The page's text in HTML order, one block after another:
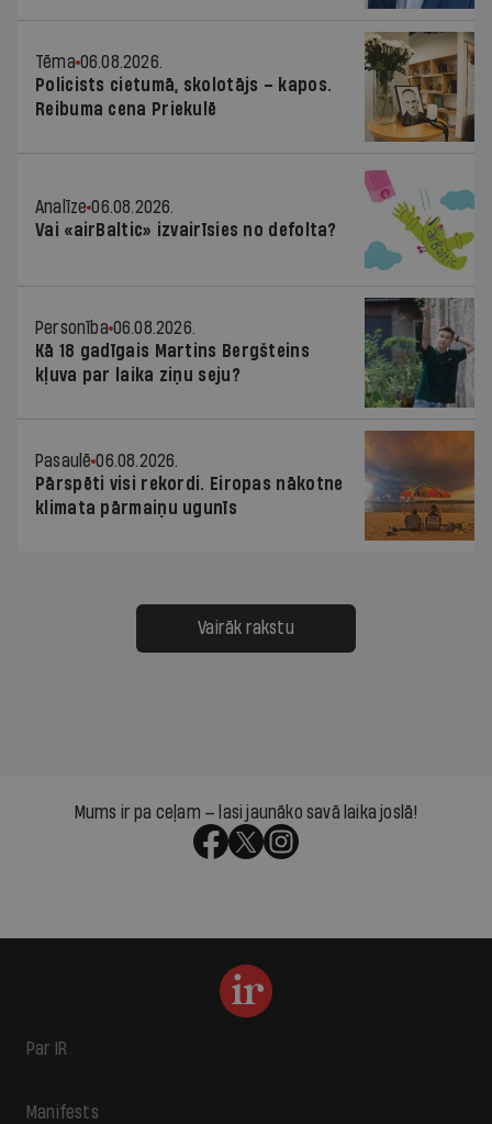
Tēma 06.08.2026.
Policists cietumā, skolotājs – kapos.
Reibuma cena Priekulē
Analīze 06.08.2026.
Vai «airBaltic» izvairīsies no defolta?
Personība 06.08.2026.
Kā 18 gadīgais Martins Bergšteins
kļuva par laika ziņu seju?
Pasaulē 06.08.2026.
Pārspēti visi rekordi. Eiropas nākotne
klimata pārmaiņu ugunīs
Vairāk rakstu
Mums ir pa ceļam — lasi jaunāko savā laika joslā!
Par IR
Manifests